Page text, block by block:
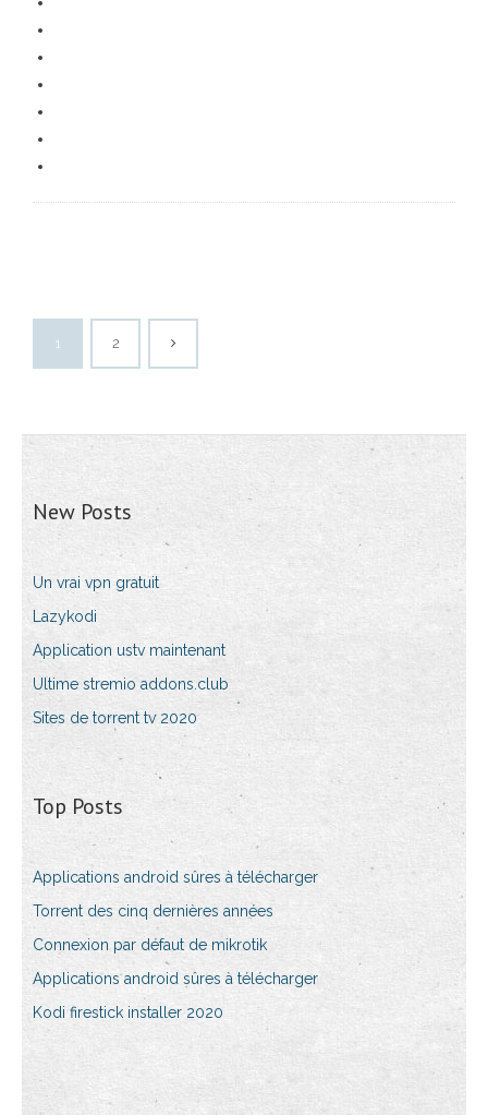
1 2
New Posts
Un vrai vpn gratuit
Lazykodi
Application ustv maintenant
Ultime stremio addons.club
Sites de torrent tv 2020
Top Posts
Applications android sûres à télécharger
Torrent des cinq dernières années
Connexion par défaut de mikrotik
Applications android sûres à télécharger
Kodi firestick installer 2020